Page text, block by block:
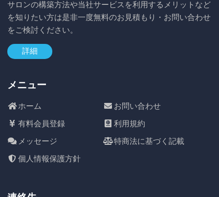
サロンの構築方法や当社サービスを利用するメリットなど
を知りたい方は是非一度無料のお見積もり・お問い合わせ
をご検討ください。
詳細
メニュー
ホーム お問い合わせ
有料会員登録 利用規約
メッセージ 特商法に基づく記載
個人情報保護方針